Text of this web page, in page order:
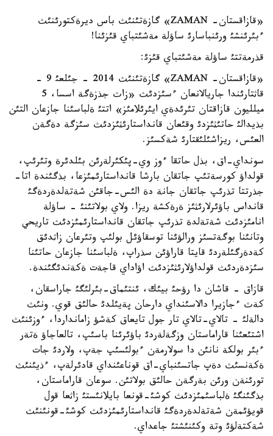
«قازاقستان- ZAMAN» گازةتئنئث باس ديرةكتورئنئث
ءبئرئنشئ ورئنباسارئ ساؤلة مةشئتباي قئزئنا!
قذرمةتتئ ساؤلة مةشئتباي قئزئ:
«قازاقستان- ZAMAN» گازةتئنئث 2014 - جئلعئ 9 -
قاثتارئندا جاريالانعان ءسئزدئث «زاث جذزةگة اسسا، 5
ميلليون قازاقتان تئرئدةي ايئرئلامئز» اتتئ ةلباسئنا جازعان التئن
بذيدالئ حاتئثئزدئ وقئعان قانداستارئثئزدئث سئزگة دةگةن
العئس، ريزاشئلئقتارئ شةكسئز.
سونداي-اق، بذل حاتقا ءوز وي-پئكئرلةرئن بئلدئرة وتئرئپ،
قولداؤ كورسةتئپ جاتقان بارشا قانداستارئمئزعا، بذگئندة اتا-
جذرتتا تذرئپ جاتقان جانة دة الئس-جاقئن شةتةلدةردةگئ
قانداس باؤئرلارئثئز ةرةكشة ريزا. ولاي بولاتئنئ - ساؤلة
انامئزدئث شةتةلدة تذرئپ جاتقان قانداستارئمئزدئث تاريحي
وتانئنا بوگةتسئز ورالؤئنا توسقاؤئل بولئپ وتئرعان زاثدئق
كةدةرگئلةردئ قايتا قاراؤئن سذراپ، ةلباسئنا جازعان حاتئنا
سئزدةردئث قولداؤلارئثئزدئث اؤاداي قاجةت ةكةندئگئندة.
قازاق - قاشان دا رؤحئ بيئك، ئنتئماق-بئرلئگئ جاراسقان،
كةث ءجازيرا دالاسئنداي دارحان پةيئلدئ حالئق قوي. ونئث
دالةلئ - تالاي-تالاي تار جول تايعاق كةشؤ زامانداردا، ءوزئنئث
اشتئعئنا قاراماستان وزگةلةردئ باؤئرئنا باسئپ، تالعاجاؤ ةتةر
ءبئر بولكة نانئن دا سولارمةن ءبولئسئپ جةپ، ولاردئ جات
ةكةنسئث دةپ جاتسئنباي-اق قوناعئنداي قادئرلةپ، ءذيئنئث
تورئنةن ورئن بةرگةن حالئق بولاتئن. سوعان قاراماستان،
بذگئنگئ ةلباسئمئزدئث كوشئ-قونعا بايلانئستئ زاثعا قول
قويؤئمةن شةتةلدةردةگئ قانداستارئمئزدئث كوشئ-قونئنئث
شةكتةلؤئ وتة وكئنئشتئ جاعداي.